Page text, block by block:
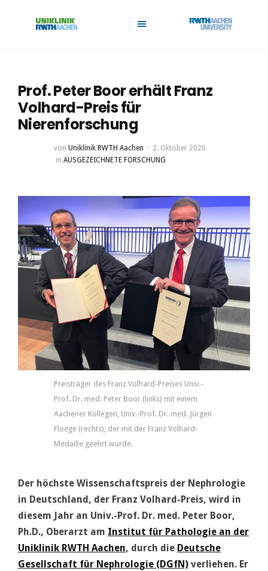
Prof. Peter Boor erhält Franz
Volhard-Preis für
Nierenforschung
von Uniklinik RWTH Aachen
2. Oktober 2020
in AUSGEZEICHNETE FORSCHUNG
Preisträger des Franz Volhard-Preises Univ.-
Prof. Dr. med. Peter Boor (links) mit einem
Aachener Kollegen, Univ.-Prof. Dr. med. Jürgen
Floege (rechts), der mit der Franz Volhard-
Medaille geehrt wurde.
Der höchste Wissenschaftspreis der Nephrologie
in Deutschland, der Franz Volhard-Preis, wird in
diesem Jahr an Univ.-Prof. Dr. med. Peter Boor,
Ph.D., Oberarzt am Institut für Pathologie an der
Uniklinik RWTH Aachen, durch die Deutsche
Gesellschaft für Nephrologie (DGfN) verliehen. Er